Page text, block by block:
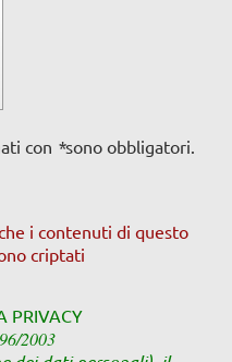
con *sono obbligatori.
i contenuti di questo
criptati
PRIVACY
2003